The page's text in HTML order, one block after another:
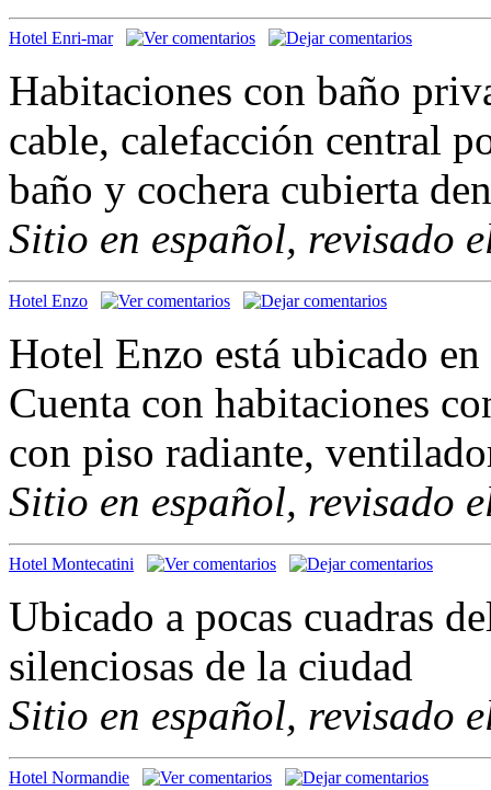
Hotel Enri-mar
Habitaciones con baño
cable, calefacción central
baño y cochera cubierta
Sitio en español, revisado
Hotel Enzo
Hotel Enzo está ubicado
Cuenta con habitaciones
con piso radiante,
Sitio en español, revisado
Hotel Montecatini
Ubicado a pocas cuadras
silenciosas de la ciudad
Sitio en español, revisado
Hotel Normandie